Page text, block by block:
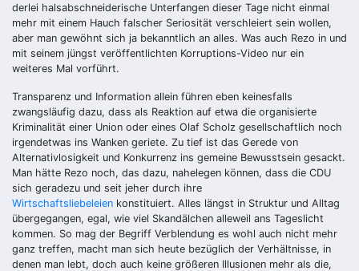
derlei halsabschneiderische Unterfangen dieser Tage nicht einmal
mehr mit einem Hauch falscher Seriosität verschleiert sein wollen,
aber man gewöhnt sich ja bekanntlich an alles. Was auch Rezo in und
mit seinem jüngst veröffentlichten Korruptions-Video nur ein
weiteres Mal vorführt.
Transparenz und Information allein führen eben keinesfalls
zwangsläufig dazu, dass als Reaktion auf etwa die organisierte
Kriminalität einer Union oder eines Olaf Scholz gesellschaftlich noch
irgendetwas ins Wanken geriete. Zu tief ist das Gerede von
Alternativlosigkeit und Konkurrenz ins gemeine Bewusstsein gesackt.
Man hätte Rezo noch, das dazu, nahelegen können, dass die CDU
sich geradezu und seit jeher durch ihre
Wirtschaftsliebeleien konstituiert. Alles längst in Struktur und Alltag
übergegangen, egal, wie viel Skandälchen alleweil ans Tageslicht
kommen. So mag der Begriff Verblendung es wohl auch nicht mehr
ganz treffen, macht man sich heute bezüglich der Verhältnisse, in
denen man lebt, doch auch keine größeren Illusionen mehr als die,